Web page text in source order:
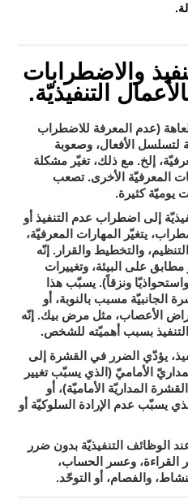
والاضطرابات
التنفيذيّة.
(عدم المعرفة للاضطراب
لتسلسل الأفعال، وصعوبة
إلخ. مع ذلك، تغيّر مشكلة
المعرفيّة الأخرى.تصعب
يوميّة كثيرة.
إلى اضطراب عدم التنفيذ أو
يتغيّر المهارات المعرفيّة،
والتخطيط والقرار. إنّه
على البيئة، وتغييرات
ونزقاً). يسبّب هذا
الجانبيّة مسبببالنوبة، أو
الأعصاب، مثل مرض بيك. إنّه
بسبب أهميّته للشخص.
يؤدّي الضرر في القشرة إلى
الأماميّ (الذي يسبّب تغيير
المداريّة الأماميّة)، أو
يسبّب عدم الإرادة السلوكيّة أو
الوظائف التنفيذيّة بدون ضرر
القراءة، وعسر الحساب،
، و الفصام، أو التوحّد.